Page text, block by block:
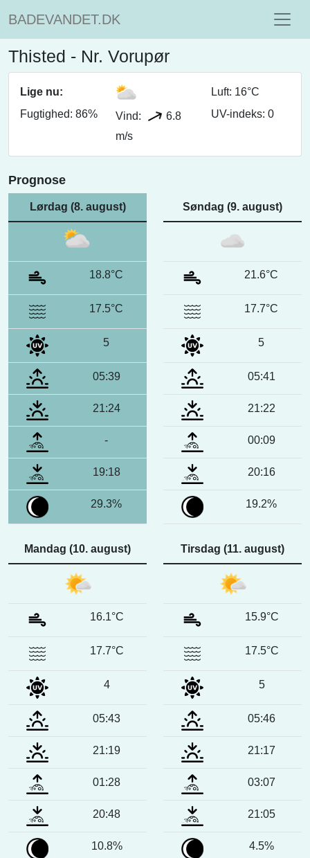
BADEVANDET.DK
Thisted - Nr. Vorupør
Lige nu:
Luft: 16°C
Fugtighed: 86%
Vind:
6.8
m/s
UV-indeks: 0
Prognose
Lørdag (8. august)
18.8°C
17.5°C
5
05:39
21:24
-
19:18
29.3%
Søndag (9. august)
21.6°C
17.7°C
5
05:41
21:22
00:09
20:16
19.2%
Mandag (10. august)
16.1°C
17.7°C
4
05:43
21:19
01:28
20:48
10.8%
Tirsdag (11. august)
15.9°C
17.5°C
5
05:46
21:17
03:07
21:05
4.5%